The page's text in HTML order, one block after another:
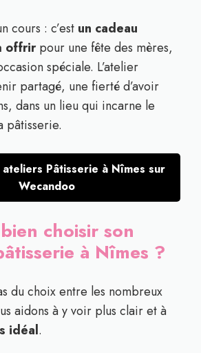
cours : c’est un cadeau
offrirpour une fête des mères,
spéciale. L’atelier
partagé, une fierté d’avoir
dans un lieu qui incarne le
pâtisserie.
Pâtisserie à Nîmes sur
Wecandoo
choisir son
à Nîmes ?
du choix entre les nombreux
aidons à y voir plus clair et à
idéal.